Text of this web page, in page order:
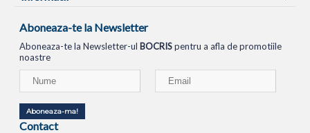
Aboneaza-te la Newsletter
Aboneaza-te la Newsletter-ul BOCRISpentru a afla de promotiile
noastre
Aboneaza-ma!
Contact